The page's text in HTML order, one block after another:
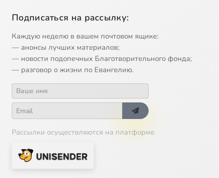
Подписаться на рассылку:
Каждую неделю в вашем почтовом ящике:
— анонсы лучших материалов;
— новости подопечных Благотворительного фонда;
— разговор о жизни по Евангелию.
Рассылки осуществляются на платформе